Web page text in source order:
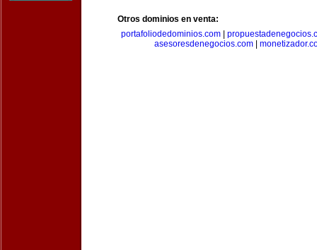
Otros dominios en venta:
portafoliodedominios.com|
asesoresdenegocios.com